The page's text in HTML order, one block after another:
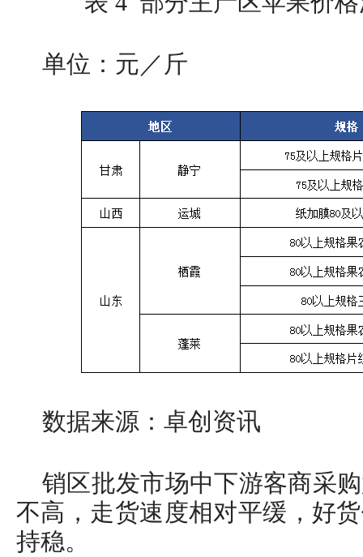
单位：元／斤
数据来源：卓创资讯
销区批发市场中下游客商采
不高，走货速度相对平缓，好
持稳。